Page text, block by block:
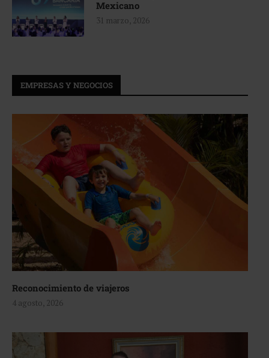
Mexicano
31 marzo, 2026
EMPRESAS Y NEGOCIOS
Reconocimiento de viajeros
4 agosto, 2026